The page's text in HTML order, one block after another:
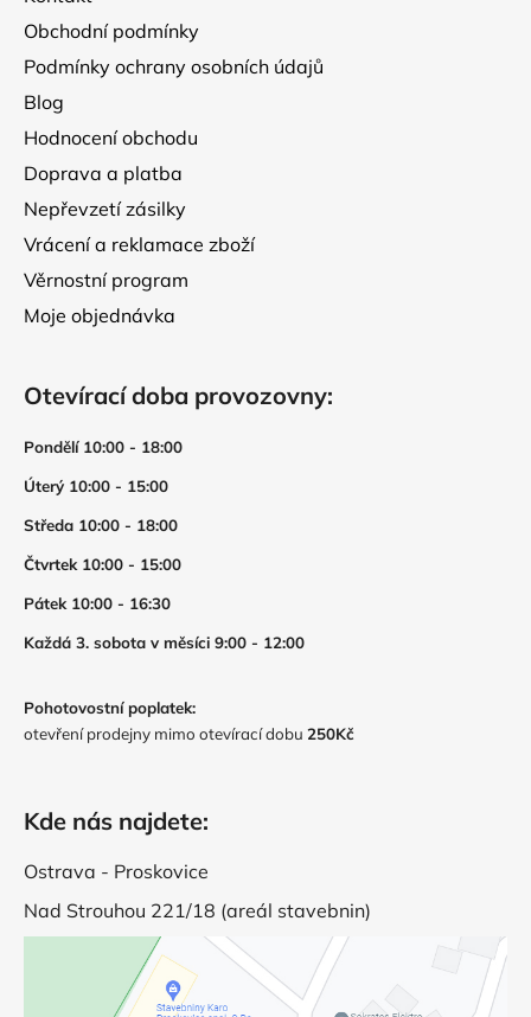
Obchodní podmínky
Podmínky ochrany osobních údajů
Blog
Hodnocení obchodu
Doprava a platba
Nepřevzetí zásilky
Vrácení a reklamace zboží
Věrnostní program
Moje objednávka
Otevírací doba provozovny:
Pondělí 10:00 - 18:00
Úterý 10:00 - 15:00
Středa 10:00 - 18:00
Čtvrtek 10:00 - 15:00
Pátek 10:00 - 16:30
Každá 3. sobota v měsíci 9:00 - 12:00
Pohotovostní poplatek:
otevření prodejny mimo otevírací dobu 250Kč
Kde nás najdete:
Ostrava - Proskovice
Nad Strouhou 221/18 (areál stavebnin)